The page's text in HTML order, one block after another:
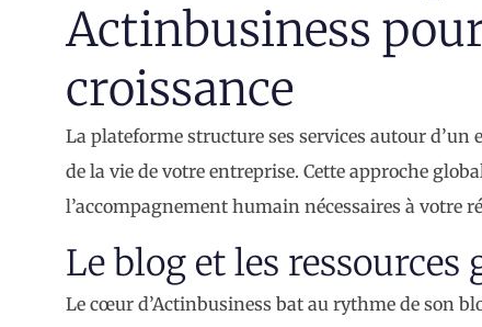
Actinbusiness
croissance
La plateforme structure ses services autour d’un
de la vie de votre entreprise. Cette approche
l’accompagnement humain nécessaires à votre
Le blog et les ressources
Le cœur d’Actinbusiness bat au rythme de son